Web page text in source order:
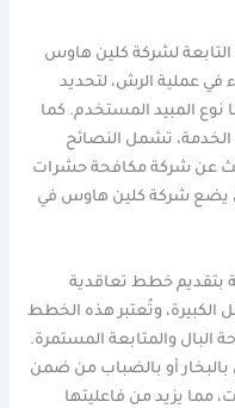
لشركة كلين هاوس
في عملية الرش، لتحديد
نوع المبيد المستخدم. كما
الخدمة، تشمل النصائح
عن شركة مكافحة حشرات
يضع شركة كلين هاوس في
بتقديم خطط تعاقدية
الكبيرة، وتُعتبر هذه الخطط
البال والمتابعة المستمرة.
بالبخار أو بالضباب من ضمن
مما يزيد من فاعليتها